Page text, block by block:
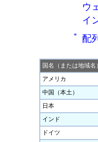
ウ
イ
* 配
国名（または地域名）
アメリカ
中国（本土）
日本
インド
ドイツ